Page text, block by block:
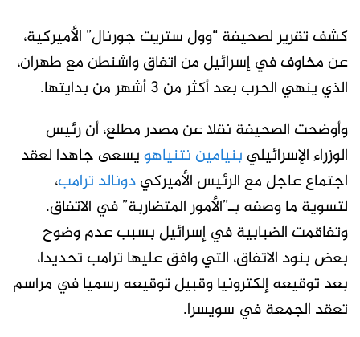
كشف تقرير لصحيفة “وول ستريت جورنال” الأميركية،
عن مخاوف في إسرائيل من اتفاق واشنطن مع طهران،
الذي ينهي الحرب بعد أكثر من 3 أشهر من بدايتها.
وأوضحت الصحيفة نقلا عن مصدر مطلع، أن رئيس
الوزراء الإسرائيلي بنيامين نتنياهويسعى جاهدا لعقد
اجتماع عاجل مع الرئيس الأميركيدونالد ترامب،
لتسوية ما وصفه بـ”الأمور المتضاربة” في الاتفاق.
وتفاقمت الضبابية في إسرائيل بسبب عدم وضوح
بعض بنود الاتفاق، التي وافق عليها ترامب تحديدا،
بعد توقيعه إلكترونيا وقبيل توقيعه رسميا في مراسم
تعقد الجمعة في سويسرا.